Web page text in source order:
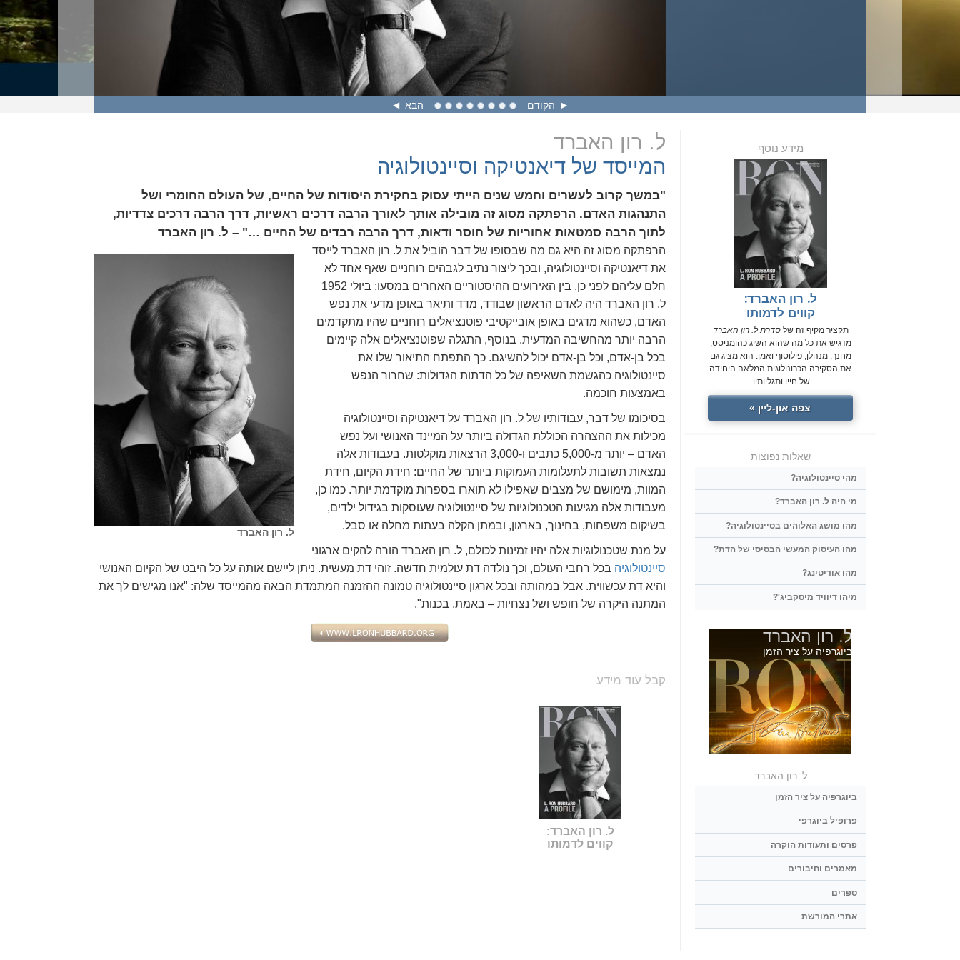
הקודם הבא
ל. רון האברד
המייסד של דיאנטיקה וסיינטולוגיה
"במשך קרוב לעשרים וחמש שנים הייתי עסוק בחקירת היסודות של החיים, של העולם החומרי ושל
התנהגות האדם. הרפתקה מסוג זה מובילה אותך לאורך הרבה דרכים ראשיות, דרך הרבה דרכים צדדיות,
לתוך הרבה סמטאות אחוריות של חוסר ודאות, דרך הרבה רבדים של החיים …" – ל. רון האברד
ל. רון האברד
הרפתקה מסוג זה היא גם מה שבסופו של דבר הוביל את ל. רון האברד לייסד
את דיאנטיקה וסיינטולוגיה, ובכך ליצור נתיב לגבהים רוחניים שאף אחד לא
חלם עליהם לפני כן. בין האירועים ההיסטוריים האחרים במסעו: ביולי 1952
ל. רון האברד היה לאדם הראשון שבודד, מדד ותיאר באופן מדעי את נפש
האדם, כשהוא מדגים באופן אובייקטיבי פוטנציאלים רוחניים שהיו מתקדמים
הרבה יותר מהחשיבה המדעית. בנוסף, התגלה שפוטנציאלים אלה קיימים
בכל בן-אדם, וכל בן-אדם יכול להשיגם. כך התפתח התיאור שלו את
סיינטולוגיה כהגשמת השאיפה של כל הדתות הגדולות: שחרור הנפש
באמצעות חוכמה.
בסיכומו של דבר, עבודותיו של ל. רון האברד על דיאנטיקה וסיינטולוגיה
מכילות את ההצהרה הכוללת הגדולה ביותר על המיינד האנושי ועל נפש
האדם – יותר מ-5,000 כתבים ו-3,000 הרצאות מוקלטות. בעבודות אלה
נמצאות תשובות לתעלומות העמוקות ביותר של החיים: חידת הקיום, חידת
המוות, מימושם של מצבים שאפילו לא תוארו בספרות מוקדמת יותר. כמו כן,
מעבודות אלה מגיעות הטכנולוגיות של סיינטולוגיה שעוסקות בגידול ילדים,
בשיקום משפחות, בחינוך, בארגון, ובמתן הקלה בעתות מחלה או סבל.
על מנת שטכנולוגיות אלה יהיו זמינות לכולם, ל. רון האברד הורה להקים ארגוני
סיינטולוגיה בכל רחבי העולם, וכך נולדה דת עולמית חדשה. זוהי דת מעשית. ניתן ליישם אותה על כל היבט של הקיום האנושי
והיא דת עכשווית. אבל במהותה ובכל ארגון סיינטולוגיה טמונה ההזמנה המתמדת הבאה מהמייסד שלה: "אנו מגישים לך את
המתנה היקרה של חופש ושל נצחיות – באמת, בכנות".
קבל עוד מידע
ל. רון האברד:
קווים לדמותו
מידע נוסף
ל. רון האברד:
קווים לדמותו
תקציר מקיף זה שלסדרת ל. רון האברד
מדגיש את כל מה שהוא השיג כהומניסט,
מחנך, מנהלן, פילוסוף ואמן. הוא מציג גם
את הסקירה הכרונולוגית המלאה היחידה
של חייו ותגליותיו.
צפה און-ליין »
שאלות נפוצות
מהי סיינטולוגיה?
מי היה ל. רון האברד?
מהו מושג האלוהים בסיינטולוגיה?
מהו העיסוק המעשי הבסיסי של הדת?
מהו אודיטינג?
מיהו דיוויד מיסקביג'?
ל. רון האברד
ביוגרפיה על ציר הזמן
ל. רון האברד
ביוגרפיה על ציר הזמן
פרופיל ביוגרפי
פרסים ותעודות הוקרה
מאמרים וחיבורים
ספרים
אתרי המורשת